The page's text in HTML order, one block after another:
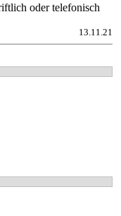
oder telefonisch
13.11.21